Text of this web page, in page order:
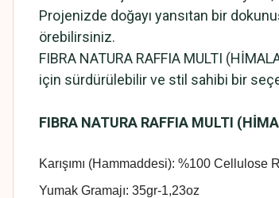
Projenizde doğayı yansıtan bir
örebilirsiniz.
FIBRA NATURA RAFFIA MULTI
için sürdürülebilir ve stil sahibi bir
FIBRA NATURA RAFFIA MULTI
Karışımı (Hammaddesi): %100 Cellulose
Yumak Gramajı: 35gr-1,23oz